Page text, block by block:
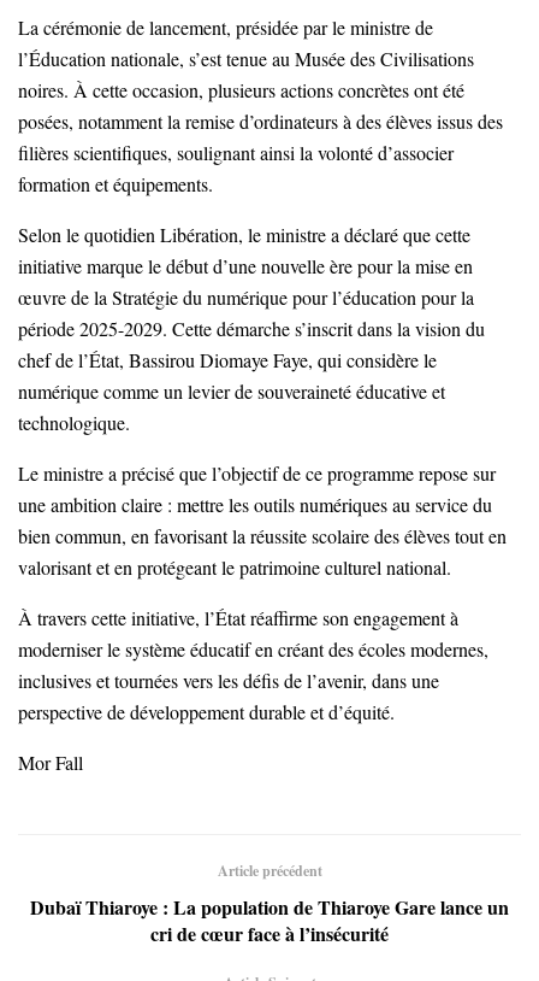
La cérémonie de lancement, présidée par le ministre de
l’Éducation nationale, s’est tenue au Musée des Civilisations
noires. À cette occasion, plusieurs actions concrètes ont été
posées, notamment la remise d’ordinateurs à des élèves issus des
filières scientifiques, soulignant ainsi la volonté d’associer
formation et équipements.
Selon le quotidien Libération, le ministre a déclaré que cette
initiative marque le début d’une nouvelle ère pour la mise en
œuvre de la Stratégie du numérique pour l’éducation pour la
période 2025-2029. Cette démarche s’inscrit dans la vision du
chef de l’État, Bassirou Diomaye Faye, qui considère le
numérique comme un levier de souveraineté éducative et
technologique.
Le ministre a précisé que l’objectif de ce programme repose sur
une ambition claire : mettre les outils numériques au service du
bien commun, en favorisant la réussite scolaire des élèves tout en
valorisant et en protégeant le patrimoine culturel national.
À travers cette initiative, l’État réaffirme son engagement à
moderniser le système éducatif en créant des écoles modernes,
inclusives et tournées vers les défis de l’avenir, dans une
perspective de développement durable et d’équité.
Mor Fall
Article précédent
Dubaï Thiaroye : La population de Thiaroye Gare lance un
cri de cœur face à l’insécurité